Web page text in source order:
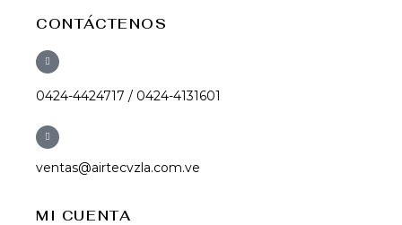
CONTÁCTENOS
0424-4424717 / 0424-4131601
ventas@airtecvzla.com.ve
MI CUENTA